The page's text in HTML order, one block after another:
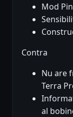
Mod
Contra
Nu are
Terra
al